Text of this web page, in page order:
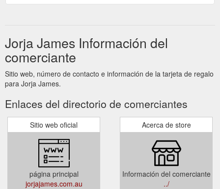
Jorja James Información del
comerciante
Sitio web, número de contacto e información de la tarjeta de regalo
para Jorja James.
Enlaces del directorio de comerciantes
Sitio web oficial
página principal
jorjajames.com.au
Acerca de store
Información del comerciante
../